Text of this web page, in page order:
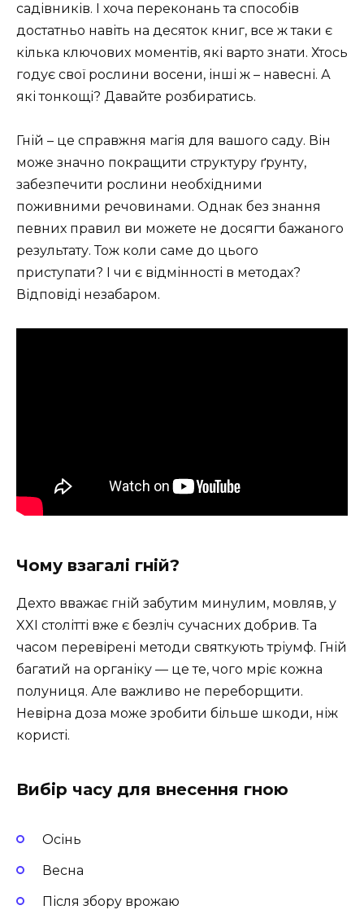
садівників. І хоча переконань та способів
достатньо навіть на десяток книг, все ж таки є
кілька ключових моментів, які варто знати. Хтось
годує свої рослини восени, інші ж – навесні. А
які тонкощі? Давайте розбиратись.
Гній – це справжня магія для вашого саду. Він
може значно покращити структуру ґрунту,
забезпечити рослини необхідними
поживними речовинами. Однак без знання
певних правил ви можете не досягти бажаного
результату. Тож коли саме до цього
приступати? І чи є відмінності в методах?
Відповіді незабаром.
Чому взагалі гній?
Дехто вважає гній забутим минулим, мовляв, у
XXI столітті вже є безліч сучасних добрив. Та
часом перевірені методи святкують тріумф. Гній
багатий на органіку — це те, чого мріє кожна
полуниця. Але важливо не переборщити.
Невірна доза може зробити більше шкоди, ніж
користі.
Вибір часу для внесення гною
Осінь
Весна
Після збору врожаю